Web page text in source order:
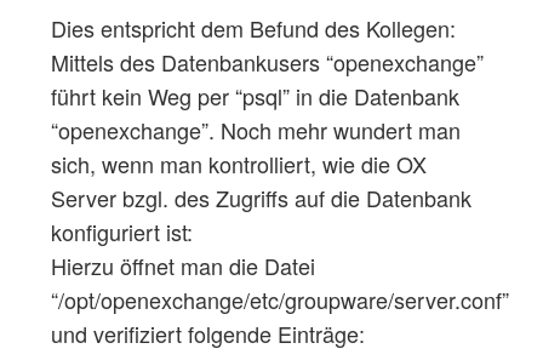
Dies entspricht dem Befund des Kollegen:
Mittels des Datenbankusers “openexchange”
führt kein Weg per “psql” in die Datenbank
“openexchange”. Noch mehr wundert man
sich, wenn man kontrolliert, wie die OX
Server bzgl. des Zugriffs auf die Datenbank
konfiguriert ist:
Hierzu öffnet man die Datei
“/opt/openexchange/etc/groupware/server.conf”
und verifiziert folgende Einträge: